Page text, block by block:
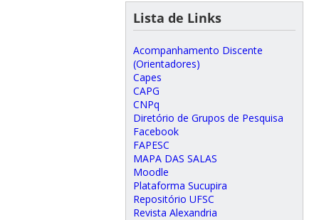
Lista de Links
Acompanhamento Discente
(Orientadores)
Capes
CAPG
CNPq
Diretório de Grupos de Pesquisa
Facebook
FAPESC
MAPA DAS SALAS
Moodle
Plataforma Sucupira
Repositório UFSC
Revista Alexandria